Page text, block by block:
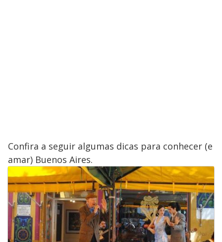
Confira a seguir algumas dicas para conhecer (e
amar) Buenos Aires.